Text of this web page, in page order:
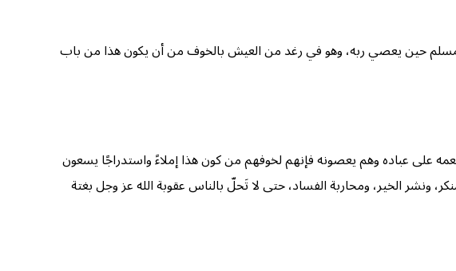
حين يعصي ربه، وهو في رغد من العيش بالخوف من أن يكون هذا من باب
على عباده وهم يعصونه فإنهم لخوفهم من كون هذا إملاءً واستدراجًا يسعون
الخير، ومحاربة الفساد، حتى لا تَحلّ بالناس عقوبة الله عز وجل بغتة